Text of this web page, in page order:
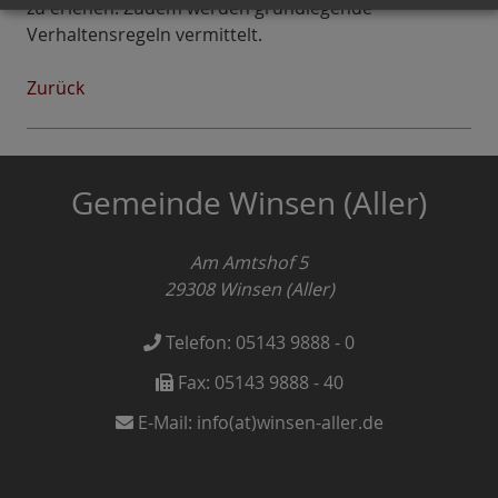
zu erlenen. Zudem werden grundlegende
Verhaltensregeln vermittelt.
Zurück
Gemeinde Winsen (Aller)
Am Amtshof 5
29308 Winsen (Aller)
Telefon: 05143 9888 - 0
Fax: 05143 9888 - 40
E-Mail: info(at)winsen-aller.de